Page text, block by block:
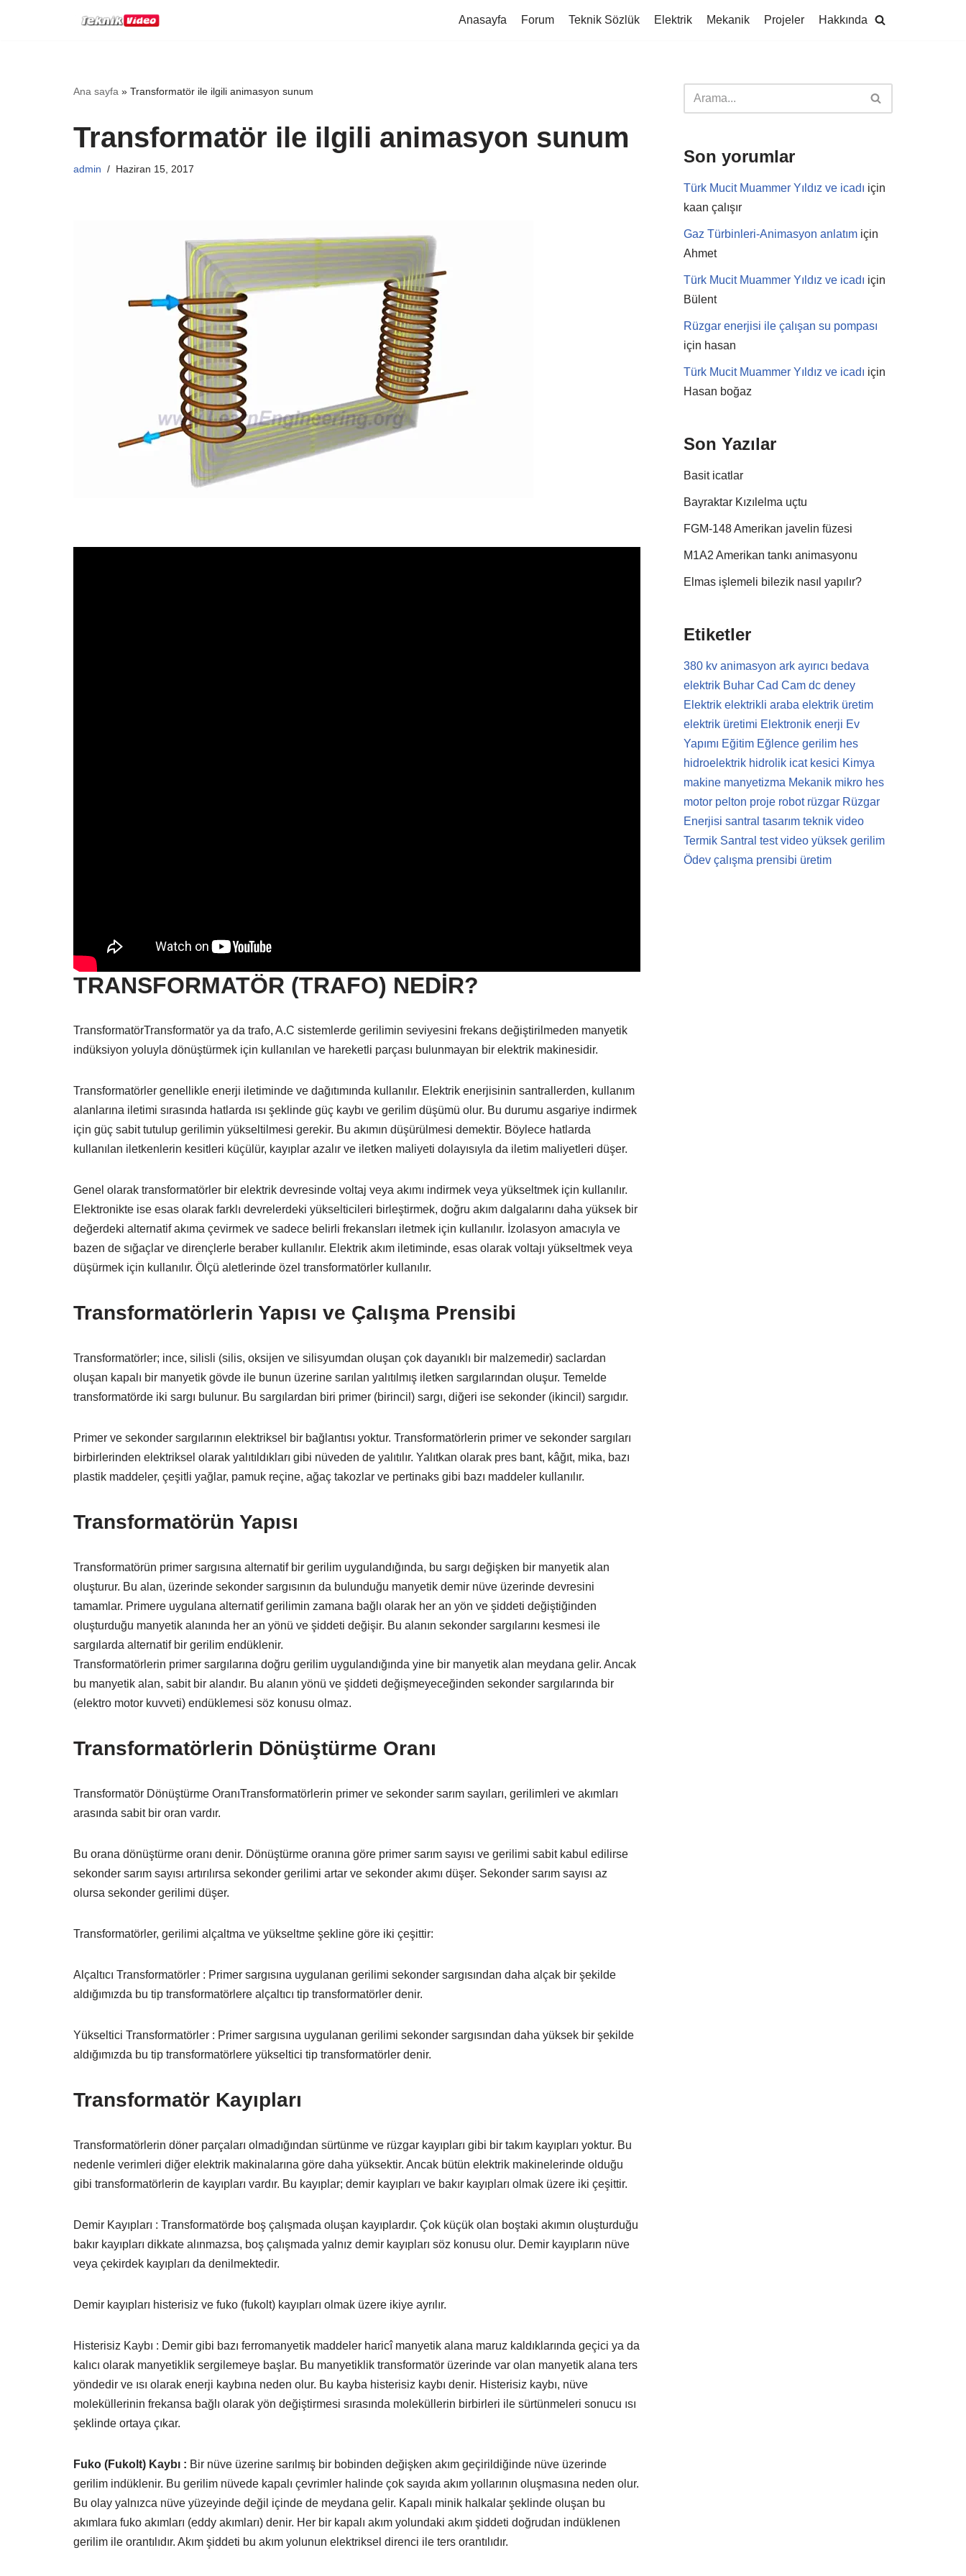
Anasayfa Forum Teknik Sözlük Elektrik Mekanik Projeler Hakkında
Ana sayfa » Transformatör ile ilgili animasyon sunum
Transformatör ile ilgili animasyon sunum
admin Haziran 15, 2017
TRANSFORMATÖR (TRAFO) NEDİR?
TransformatörTransformatör ya da trafo, A.C sistemlerde gerilimin seviyesini frekans değiştirilmeden manyetik
indüksiyon yoluyla dönüştürmek için kullanılan ve hareketli parçası bulunmayan bir elektrik makinesidir.
Transformatörler genellikle enerji iletiminde ve dağıtımında kullanılır. Elektrik enerjisinin santrallerden, kullanım
alanlarına iletimi sırasında hatlarda ısı şeklinde güç kaybı ve gerilim düşümü olur. Bu durumu asgariye indirmek
için güç sabit tutulup gerilimin yükseltilmesi gerekir. Bu akımın düşürülmesi demektir. Böylece hatlarda
kullanılan iletkenlerin kesitleri küçülür, kayıplar azalır ve iletken maliyeti dolayısıyla da iletim maliyetleri düşer.
Genel olarak transformatörler bir elektrik devresinde voltaj veya akımı indirmek veya yükseltmek için kullanılır.
Elektronikte ise esas olarak farklı devrelerdeki yükselticileri birleştirmek, doğru akım dalgalarını daha yüksek bir
değerdeki alternatif akıma çevirmek ve sadece belirli frekansları iletmek için kullanılır. İzolasyon amacıyla ve
bazen de sığaçlar ve dirençlerle beraber kullanılır. Elektrik akım iletiminde, esas olarak voltajı yükseltmek veya
düşürmek için kullanılır. Ölçü aletlerinde özel transformatörler kullanılır.
Transformatörlerin Yapısı ve Çalışma Prensibi
Transformatörler; ince, silisli (silis, oksijen ve silisyumdan oluşan çok dayanıklı bir malzemedir) saclardan
oluşan kapalı bir manyetik gövde ile bunun üzerine sarılan yalıtılmış iletken sargılarından oluşur. Temelde
transformatörde iki sargı bulunur. Bu sargılardan biri primer (birincil) sargı, diğeri ise sekonder (ikincil) sargıdır.
Primer ve sekonder sargılarının elektriksel bir bağlantısı yoktur. Transformatörlerin primer ve sekonder sargıları
birbirlerinden elektriksel olarak yalıtıldıkları gibi nüveden de yalıtılır. Yalıtkan olarak pres bant, kâğıt, mika, bazı
plastik maddeler, çeşitli yağlar, pamuk reçine, ağaç takozlar ve pertinaks gibi bazı maddeler kullanılır.
Transformatörün Yapısı
Transformatörün primer sargısına alternatif bir gerilim uygulandığında, bu sargı değişken bir manyetik alan
oluşturur. Bu alan, üzerinde sekonder sargısının da bulunduğu manyetik demir nüve üzerinde devresini
tamamlar. Primere uygulana alternatif gerilimin zamana bağlı olarak her an yön ve şiddeti değiştiğinden
oluşturduğu manyetik alanında her an yönü ve şiddeti değişir. Bu alanın sekonder sargılarını kesmesi ile
sargılarda alternatif bir gerilim endüklenir.
Transformatörlerin primer sargılarına doğru gerilim uygulandığında yine bir manyetik alan meydana gelir. Ancak
bu manyetik alan, sabit bir alandır. Bu alanın yönü ve şiddeti değişmeyeceğinden sekonder sargılarında bir
(elektro motor kuvveti) endüklemesi söz konusu olmaz.
Transformatörlerin Dönüştürme Oranı
Transformatör Dönüştürme OranıTransformatörlerin primer ve sekonder sarım sayıları, gerilimleri ve akımları
arasında sabit bir oran vardır.
Bu orana dönüştürme oranı denir. Dönüştürme oranına göre primer sarım sayısı ve gerilimi sabit kabul edilirse
sekonder sarım sayısı artırılırsa sekonder gerilimi artar ve sekonder akımı düşer. Sekonder sarım sayısı az
olursa sekonder gerilimi düşer.
Transformatörler, gerilimi alçaltma ve yükseltme şekline göre iki çeşittir:
Alçaltıcı Transformatörler : Primer sargısına uygulanan gerilimi sekonder sargısından daha alçak bir şekilde
aldığımızda bu tip transformatörlere alçaltıcı tip transformatörler denir.
Yükseltici Transformatörler : Primer sargısına uygulanan gerilimi sekonder sargısından daha yüksek bir şekilde
aldığımızda bu tip transformatörlere yükseltici tip transformatörler denir.
Transformatör Kayıpları
Transformatörlerin döner parçaları olmadığından sürtünme ve rüzgar kayıpları gibi bir takım kayıpları yoktur. Bu
nedenle verimleri diğer elektrik makinalarına göre daha yüksektir. Ancak bütün elektrik makinelerinde olduğu
gibi transformatörlerin de kayıpları vardır. Bu kayıplar; demir kayıpları ve bakır kayıpları olmak üzere iki çeşittir.
Demir Kayıpları : Transformatörde boş çalışmada oluşan kayıplardır. Çok küçük olan boştaki akımın oluşturduğu
bakır kayıpları dikkate alınmazsa, boş çalışmada yalnız demir kayıpları söz konusu olur. Demir kayıpların nüve
veya çekirdek kayıpları da denilmektedir.
Demir kayıpları histerisiz ve fuko (fukolt) kayıpları olmak üzere ikiye ayrılır.
Histerisiz Kaybı : Demir gibi bazı ferromanyetik maddeler haricî manyetik alana maruz kaldıklarında geçici ya da
kalıcı olarak manyetiklik sergilemeye başlar. Bu manyetiklik transformatör üzerinde var olan manyetik alana ters
yöndedir ve ısı olarak enerji kaybına neden olur. Bu kayba histerisiz kaybı denir. Histerisiz kaybı, nüve
moleküllerinin frekansa bağlı olarak yön değiştirmesi sırasında moleküllerin birbirleri ile sürtünmeleri sonucu ısı
şeklinde ortaya çıkar.
Fuko (Fukolt) Kaybı : Bir nüve üzerine sarılmış bir bobinden değişken akım geçirildiğinde nüve üzerinde
gerilim indüklenir. Bu gerilim nüvede kapalı çevrimler halinde çok sayıda akım yollarının oluşmasına neden olur.
Bu olay yalnızca nüve yüzeyinde değil içinde de meydana gelir. Kapalı minik halkalar şeklinde oluşan bu
akımlara fuko akımları (eddy akımları) denir. Her bir kapalı akım yolundaki akım şiddeti doğrudan indüklenen
gerilim ile orantılıdır. Akım şiddeti bu akım yolunun elektriksel direnci ile ters orantılıdır.
Son yorumlar
Türk Mucit Muammer Yıldız ve icadı için
kaan çalışır
Gaz Türbinleri-Animasyon anlatım için
Ahmet
Türk Mucit Muammer Yıldız ve icadı için
Bülent
Rüzgar enerjisi ile çalışan su pompası
için hasan
Türk Mucit Muammer Yıldız ve icadı için
Hasan boğaz
Son Yazılar
Basit icatlar
Bayraktar Kızılelma uçtu
FGM-148 Amerikan javelin füzesi
M1A2 Amerikan tankı animasyonu
Elmas işlemeli bilezik nasıl yapılır?
Etiketler
380 kv animasyon ark ayırıcı bedava
elektrik Buhar Cad Cam dc deney
Elektrik elektrikli araba elektrik üretim
elektrik üretimi Elektronik enerji Ev
Yapımı Eğitim Eğlence gerilim hes
hidroelektrik hidrolik icat kesici Kimya
makine manyetizma Mekanik mikro hes
motor pelton proje robot rüzgar Rüzgar
Enerjisi santral tasarım teknik video
Termik Santral test video yüksek gerilim
Ödev çalışma prensibi üretim